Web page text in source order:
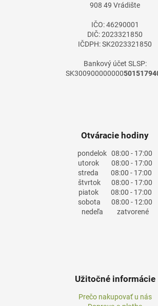
908 49 Vrádište
IČO: 46290001
DIČ: 2023321850
IČDPH: SK2023321850
Bankový účet SLSP:
SK300900000000
Otváracie hodiny
pondelok 08:00 - 17:00
utorok08:00 - 17:00
streda 08:00 - 17:00
štvrtok08:00 - 17:00
piatok08:00 - 17:00
sobota 08:00 - 12:00
nedeľa zatvorené
Užitočné informácie
Prečo nakupovať u nás